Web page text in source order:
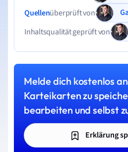
Quellenüberprüft von
Inhaltsqualität geprüft von
Melde dich kostenlos
Karteikarten zu
bearbeiten und selbst
Erklärung